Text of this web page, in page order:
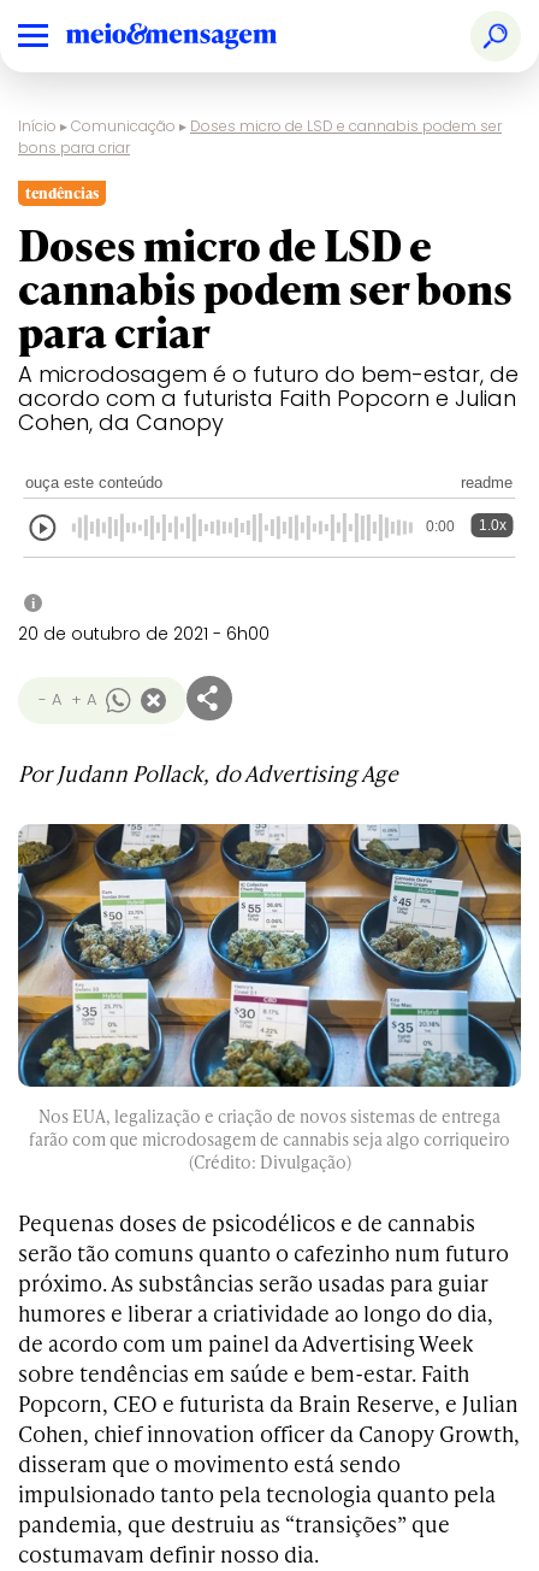
Início ▸Comunicação ▸ Doses micro de LSD e cannabis podem ser
bons para criar
tendências
Doses micro de LSD e
cannabis podem ser bons
para criar
A microdosagem é o futuro do bem-estar, de
acordo com a futurista Faith Popcorn e Julian
Cohen, da Canopy
ouça este conteúdo readme
0:00 1.0x
i
20 de outubro de 2021 - 6h00
- A + A
Por Judann Pollack, do Advertising Age
Nos EUA, legalização e criação de novos sistemas de entrega
farão com que microdosagem de cannabis seja algo corriqueiro
(Crédito: Divulgação)
Pequenas doses de psicodélicos e de cannabis
serão tão comuns quanto o cafezinho num futuro
próximo. As substâncias serão usadas para guiar
humores e liberar a criatividade ao longo do dia,
de acordo com um painel da Advertising Week
sobre tendências em saúde e bem-estar. Faith
Popcorn, CEO e futurista da Brain Reserve, e Julian
Cohen, chief innovation officer da Canopy Growth,
disseram que o movimento está sendo
impulsionado tanto pela tecnologia quanto pela
pandemia, que destruiu as “transições” que
costumavam definir nosso dia.